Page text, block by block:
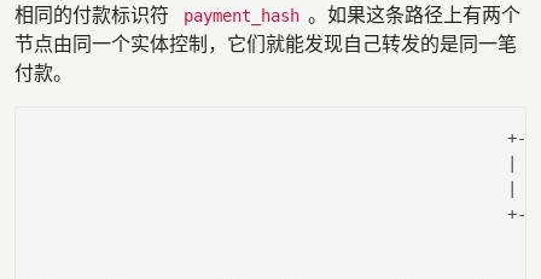
相同的付款标识符
payment_hash 。如果这条路径上有两个
节点由同一个实体控制，它们就能发现自己转发的是同一笔
付款。
|
| I